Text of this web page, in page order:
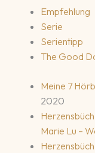
Empfehlung
Serie
Serientipp
The Good
Meine 7
2020
Marie Lu –